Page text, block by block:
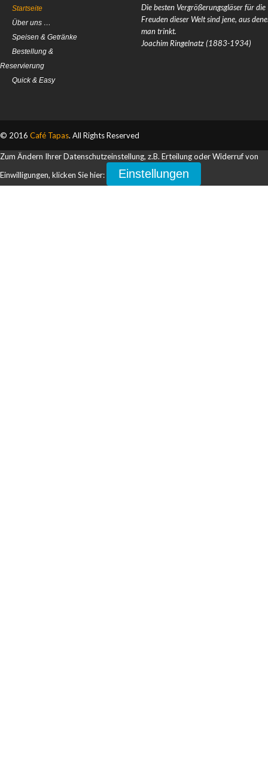
Startseite
Über uns …
Speisen & Getränke
Bestellung &
Reservierung
Quick & Easy
Die besten Vergrößerungsgläser für die
Freuden dieser Welt sind jene, aus
man trinkt.
Joachim Ringelnatz (1883-1934)
© 2016 Café Tapas. All Rights Reserved
Zum Ändern Ihrer Datenschutzeinstellung, z.B. Erteilung oder Widerruf von
Einwilligungen, klicken Sie hier:
Einstellungen